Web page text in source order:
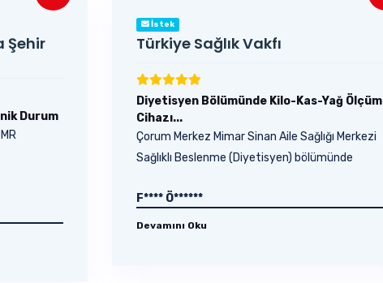
Şehir
Durum
İstek
Türkiye Sağlık Vakfı
Diyetisyen Bölümünde Kilo-Kas-Yağ Ölçüm
Cihazı...
Çorum Merkez Mimar Sinan Aile Sağlığı Merkezi
Sağlıklı Beslenme (Diyetisyen) bölümünde
F**** Ö******
Devamını Oku